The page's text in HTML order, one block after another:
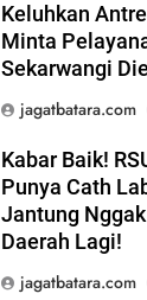
Keluhkan
Minta
Sekarwangi
jagatbatara.com
Kabar Baik!
Punya Cath
Jantung
Daerah Lagi!
jagatbatara.com